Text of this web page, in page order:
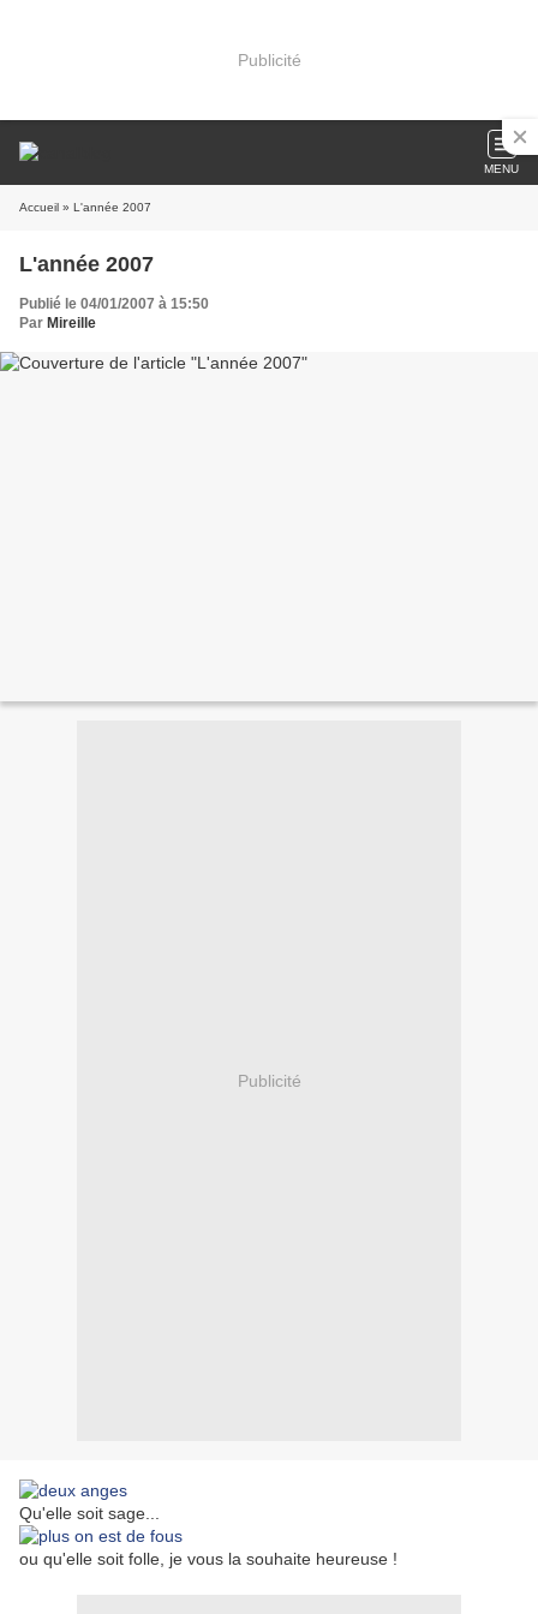
Publicité
MENU
Accueil » L'année 2007
L'année 2007
Publié le 04/01/2007 à 15:50
Par Mireille
Publicité
Qu'elle soit sage...
ou qu'elle soit folle, je vous la souhaite heureuse !